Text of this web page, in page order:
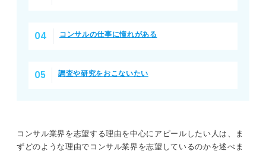
コンサルの仕事に憧れがある
調査や研究をおこないたい
コンサル業界を志望する理由を中心にアピールしたい人は、ま
ずどのような理由でコンサル業界を志望しているのかを述べま